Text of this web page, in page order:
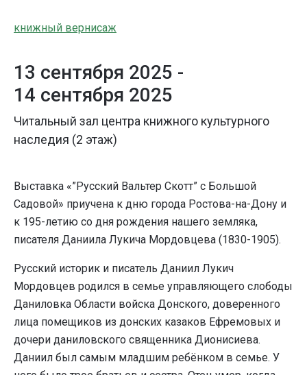
книжный вернисаж
13 сентября 2025 -
14 сентября 2025
Читальный зал центра книжного культурного
наследия (2 этаж)
Выставка «”Русский Вальтер Скотт” с Большой
Садовой» приучена к дню города Ростова-на-Дону и
к 195-летию со дня рождения нашего земляка,
писателя Даниила Лукича Мордовцева (1830-1905).
Русский историк и писатель Даниил Лукич
Мордовцев родился в семье управляющего слободы
Даниловка Области войска Донского, доверенного
лица помещиков из донских казаков Ефремовых и
дочери даниловского священника Дионисиева.
Даниил был самым младшим ребёнком в семье. У